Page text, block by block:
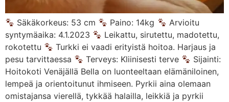
Säkäkorkeus: 53 cm Paino: 14kg
Arvioitu
syntymäaika: 4.1.2023
Leikattu, sirutettu, madotettu,
rokotettu
Turkki ei vaadi erityistä hoitoa. Harjaus ja
pesu tarvittaessa
Terveys: Kliinisesti terve
Sijainti:
Hoitokoti Venäjällä Bella on luonteeltaan elämäniloinen,
lempeä ja orientoitunut ihmiseen. Pyrkii aina olemaan
omistajansa vierellä, tykkää halailla, leikkiä ja pyrkii